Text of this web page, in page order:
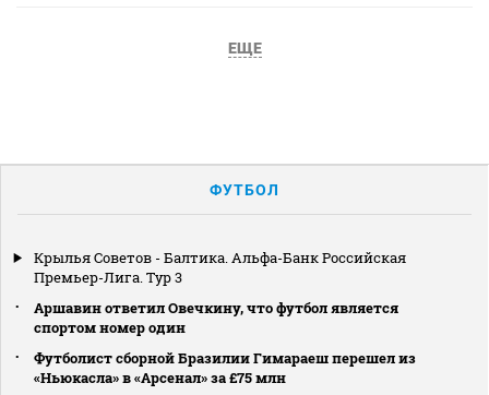
ЕЩЕ
ФУТБОЛ
Крылья Советов - Балтика. Альфа-Банк Российская
Премьер-Лига. Тур 3
Аршавин ответил Овечкину, что футбол является
спортом номер один
Футболист сборной Бразилии Гимараеш перешел из
«Ньюкасла» в «Арсенал» за £75 млн